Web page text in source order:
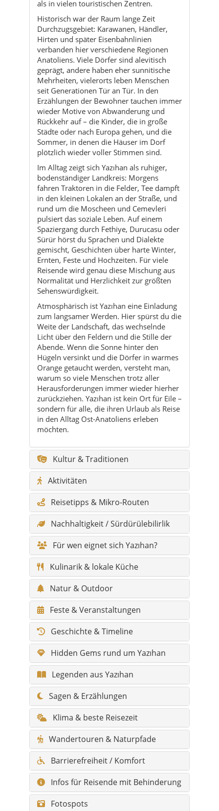
Anatoliens. Viele Dörfer sind alevitisch
geprägt, andere haben eher sunnitische
Mehrheiten, vielerorts leben Menschen
seit Generationen Tür an Tür. In den
Erzählungen der Bewohner tauchen immer
wieder Motive von Abwanderung und
Rückkehr auf – die Kinder, die in große
Städte oder nach Europa gehen, und die
Sommer, in denen die Häuser im Dorf
plötzlich wieder voller Stimmen sind.
Im Alltag zeigt sich Yazıhan als ruhiger,
bodenständiger Landkreis: Morgens
fahren Traktoren in die Felder, Tee dampft
in den kleinen Lokalen an der Straße, und
rund um die Moscheen und Cemevleri
pulsiert das soziale Leben. Auf einem
Spaziergang durch Fethiye, Durucasu oder
Sürür hörst du Sprachen und Dialekte
gemischt, Geschichten über harte Winter,
Ernten, Feste und Hochzeiten. Für viele
Reisende wird genau diese Mischung aus
Normalität und Herzlichkeit zur größten
Sehenswürdigkeit.
Atmosphärisch ist Yazıhan eine Einladung
zum langsamer Werden. Hier spürst du die
Weite der Landschaft, das wechselnde
Licht über den Feldern und die Stille der
Abende. Wenn die Sonne hinter den
Hügeln versinkt und die Dörfer in warmes
Orange getaucht werden, versteht man,
warum so viele Menschen trotz aller
Herausforderungen immer wieder hierher
zurückziehen. Yazıhan ist kein Ort für Eile –
sondern für alle, die ihren Urlaub als Reise
in den Alltag Ost-Anatoliens erleben
möchten.
Kultur & Traditionen
Aktivitäten
Reisetipps & Mikro-Routen
Nachhaltigkeit / Sürdürülebilirlik
Für wen eignet sich Yazıhan?
Kulinarik & lokale Küche
Natur & Outdoor
Feste & Veranstaltungen
Geschichte & Timeline
Hidden Gems rund um Yazıhan
Legenden aus Yazıhan
Sagen & Erzählungen
Klima & beste Reisezeit
Wandertouren & Naturpfade
Barrierefreiheit / Komfort
Infos für Reisende mit Behinderung
Fotospots
Gesundheit & Notfall
Shopping & Märkte